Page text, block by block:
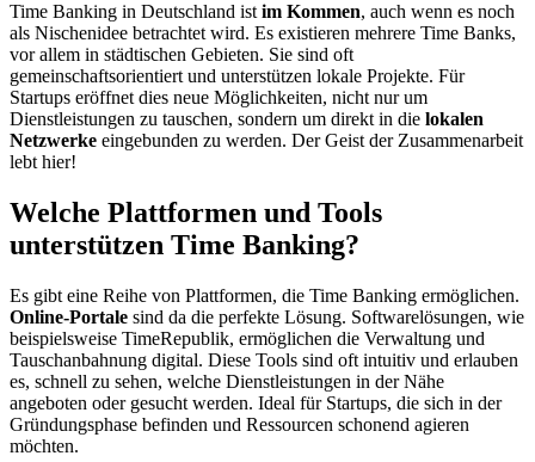
Time Banking in Deutschland istim Kommen, auch wenn es noch
als Nischenidee betrachtet wird. Es existieren mehrere Time Banks,
vor allem in städtischen Gebieten. Sie sind oft
gemeinschaftsorientiert und unterstützen lokale Projekte. Für
Startups eröffnet dies neue Möglichkeiten, nicht nur um
Dienstleistungen zu tauschen, sondern um direkt in die lokalen
Netzwerke eingebunden zu werden. Der Geist der Zusammenarbeit
lebt hier!
Welche Plattformen und Tools
unterstützen Time Banking?
Es gibt eine Reihe von Plattformen, die Time Banking ermöglichen.
Online-Portale sind da die perfekte Lösung. Softwarelösungen, wie
beispielsweise TimeRepublik, ermöglichen die Verwaltung und
Tauschanbahnung digital. Diese Tools sind oft intuitiv und erlauben
es, schnell zu sehen, welche Dienstleistungen in der Nähe
angeboten oder gesucht werden. Ideal für Startups, die sich in der
Gründungsphase befinden und Ressourcen schonend agieren
möchten.